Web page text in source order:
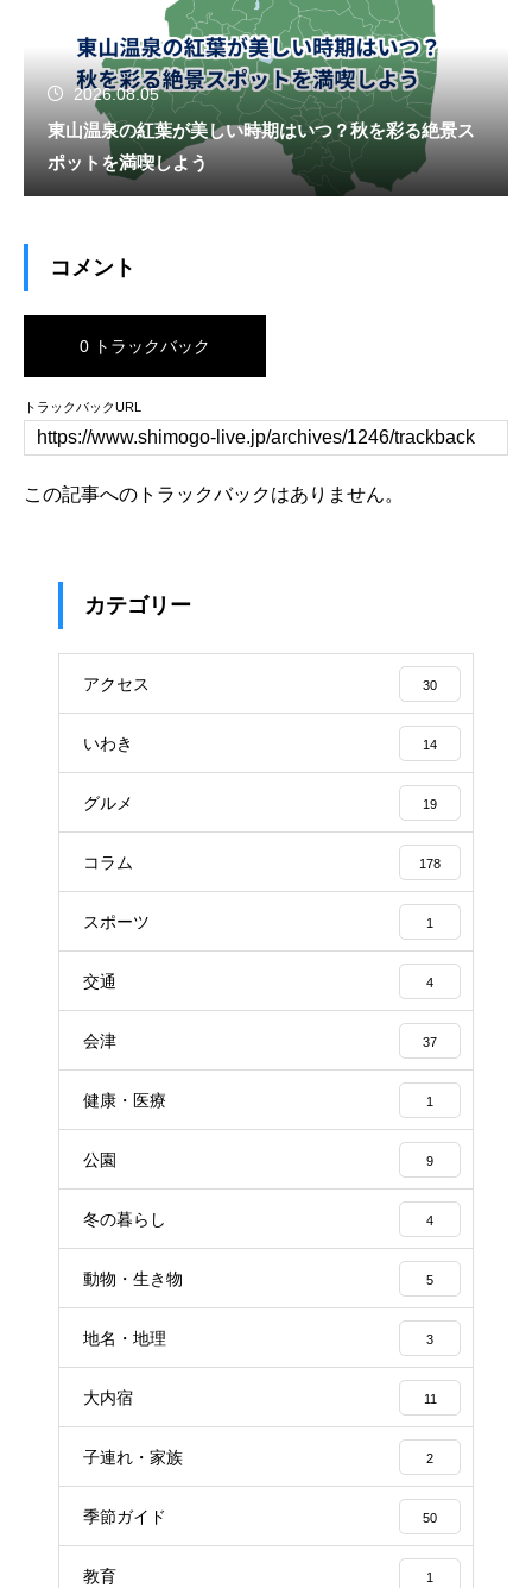
2026.08.05
東山温泉の紅葉が美しい時期はいつ？秋を彩る絶景ス
ポットを満喫しよう
コメント
0 トラックバック
トラックバックURL
この記事へのトラックバックはありません。
カテゴリー
アクセス 30
いわき 14
グルメ 19
コラム 178
スポーツ 1
交通 4
会津 37
健康・医療 1
公園 9
冬の暮らし 4
動物・生き物 5
地名・地理 3
大内宿 11
子連れ・家族 2
季節ガイド 50
教育 1